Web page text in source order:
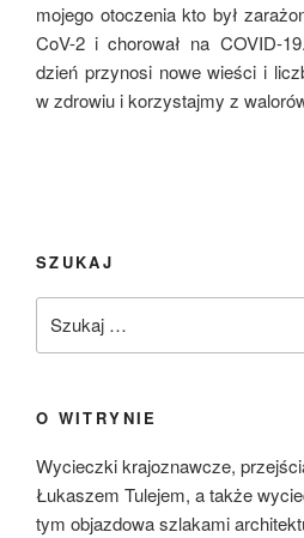
mojego otoczenia kto był
CoV-2 i chorował na COVID-
dzień przynosi nowe wieści i
w zdrowiu i korzystajmy z
SZUKAJ
O WITRYNIE
Wycieczki krajoznawcze,
Łukaszem Tulejem, a także
tym objazdowa szlakami